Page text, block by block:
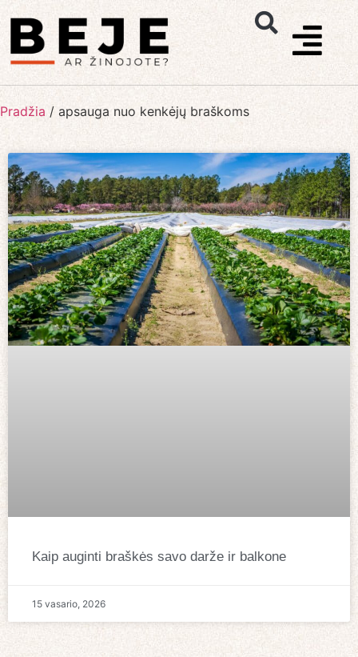
Pradžia / apsauga nuo kenkėjų braškoms
Kaip auginti braškės savo darže ir balkone
15 vasario, 2026